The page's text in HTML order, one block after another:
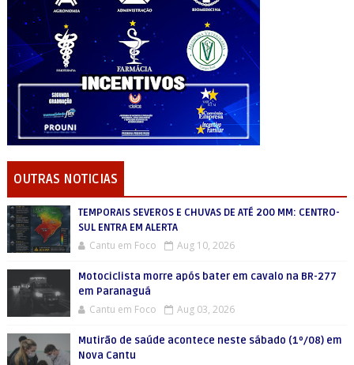
OUTRAS NOTICIAS
TEMPORAIS SEVEROS E CHUVAS DE ATÉ 200 MM: CENTRO-
SUL ENTRA EM ALERTA
Cantu em Foco Aug 10, 2026
Motociclista morre após bater em cavalo na BR-277
em Paranaguá
Cantu em Foco Aug 03, 2026
Mutirão de saúde acontece neste sábado (1º/08) em
Nova Cantu